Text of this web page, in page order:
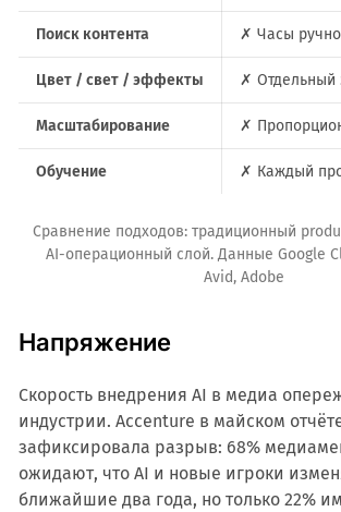
Поиск контента ✗ Часы
Цвет / свет / эффекты ✗ Отдельный
Масштабирование ✗
Обучение ✗ Каждый
Сравнение подходов: традиционный
AI-операционный слой. Данные Google
Avid, Adobe
Напряжение
Скорость внедрения AI в медиа
индустрии. Accenture в майском
зафиксировала разрыв: 68%
ожидают, что AI и новые игроки
ближайшие два года, но только 22%